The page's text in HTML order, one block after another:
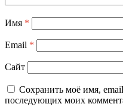
Имя *
Email *
Сайт
Сохранить моё имя, email
последующих моих